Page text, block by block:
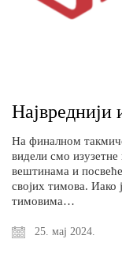
Највреднији
На финалном
видели смо изузетне
вештинама и
својих тимова. Иако
тимовима…
25. мај 2024.